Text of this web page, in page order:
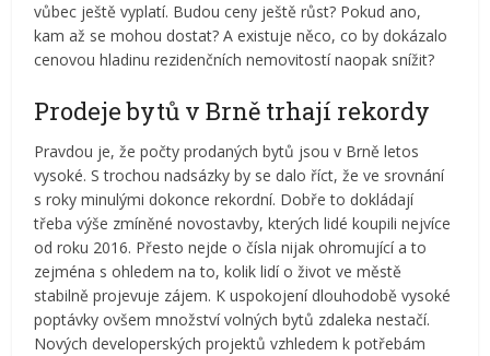
vůbec ještě vyplatí. Budou ceny ještě růst? Pokud ano,
kam až se mohou dostat? A existuje něco, co by dokázalo
cenovou hladinu rezidenčních nemovitostí naopak snížit?
Prodeje bytů v Brně trhají rekordy
Pravdou je, že počty prodaných bytů jsou v Brně letos
vysoké. S trochou nadsázky by se dalo říct, že ve srovnání
s roky minulými dokonce rekordní. Dobře to dokládají
třeba výše zmíněné novostavby, kterých lidé koupili nejvíce
od roku 2016. Přesto nejde o čísla nijak ohromující a to
zejména s ohledem na to, kolik lidí o život ve městě
stabilně projevuje zájem. K uspokojení dlouhodobě vysoké
poptávky ovšem množství volných bytů zdaleka nestačí.
Nových developerských projektů vzhledem k potřebám